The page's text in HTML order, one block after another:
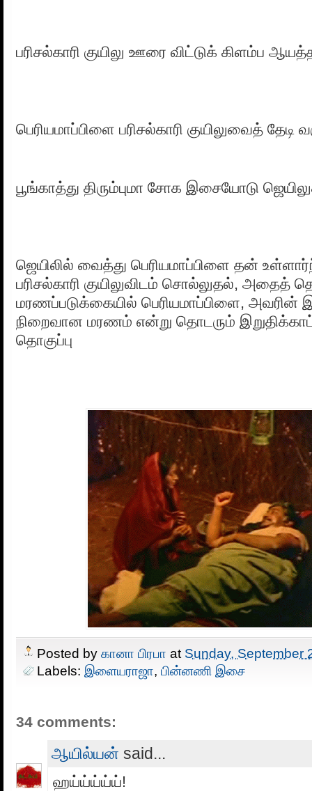
பரிசல்காரி குயிலு ஊரை விட்டுக் கிளம்ப
பெரியமாப்பிளை பரிசல்காரி குயிலுவைத் தேடி
பூங்காத்து திரும்புமா சோக இசையோடு
ஜெயிலில் வைத்து பெரியமாப்பிளை தன்
பரிசல்காரி குயிலுவிடம் சொல்லுதல், அதைத்
மரணப்படுக்கையில் பெரியமாப்பிளை, அவரின்
நிறைவான மரணம் என்று தொடரும்
தொகுப்பு
Posted by கானா பிரபா at Sunday, September
Labels: இளையராஜா, பின்னணி இசை
34 comments:
ஆயில்யன் said...
ஹய்ய்ய்ய்ய்!